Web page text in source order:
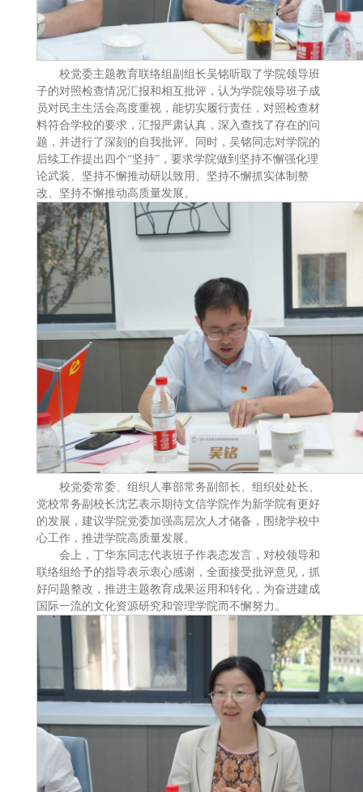
校党委主题教育联络组副组长吴铭听取了学院领导班
子的对照检查情况汇报和相互批评，认为学院领导班子成
员对民主生活会高度重视，能切实履行责任，对照检查材
料符合学校的要求，汇报严肃认真，深入查找了存在的问
题，并进行了深刻的自我批评。同时，吴铭同志对学院的
后续工作提出四个“坚持”，要求学院做到坚持不懈强化理
论武装、坚持不懈推动研以致用、坚持不懈抓实体制整
改、坚持不懈推动高质量发展。
校党委常委、组织人事部常务副部长、组织处处长、
党校常务副校长沈艺表示期待文信学院作为新学院有更好
的发展，建议学院党委加强高层次人才储备，围绕学校中
心工作，推进学院高质量发展。
会上，丁华东同志代表班子作表态发言，对校领导和
联络组给予的指导表示衷心感谢，全面接受批评意见，抓
好问题整改，推进主题教育成果运用和转化，为奋进建成
国际一流的文化资源研究和管理学院而不懈努力。